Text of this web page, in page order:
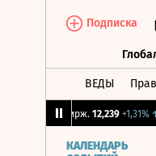
Подписка
ВЕДЫ
CNY Бирж. 12,239 +1,31%↑
КАЛЕНДАРЬ